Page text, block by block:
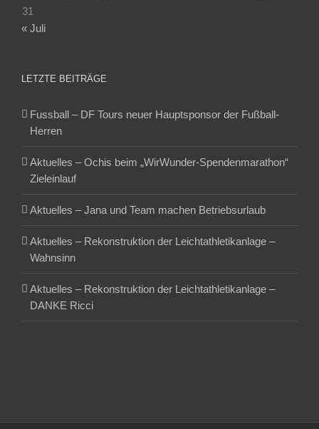
31
« Juli
LETZTE BEITRÄGE
Fussball – DF Tours neuer Hauptsponsor der Fußball-
Herren
Aktuelles – Ochis beim „WirWunder-Spendenmarathon“
Zieleinlauf
Aktuelles – Jana und Team machen Betriebsurlaub
Aktuelles – Rekonstruktion der Leichtathletikanlage –
Wahnsinn
Aktuelles – Rekonstruktion der Leichtathletikanlage –
DANKE Ricci